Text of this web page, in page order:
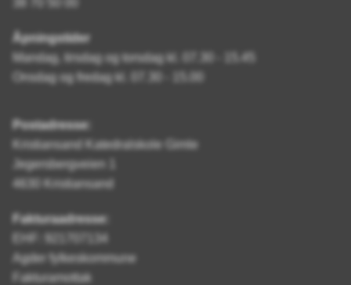
Åpningstider
Mandag, tirsdag og torsdag kl. 07.30 - 15.45
Onsdag og fredag kl. 07.30 - 15.00
Postadresse:
Kristiansand Katedralskole Gimle
Jegersbergveien 1
4630 Kristiansand
Fakturaadresse:
EHF: 921707134
Agder fylkeskommune
Fakturamottak